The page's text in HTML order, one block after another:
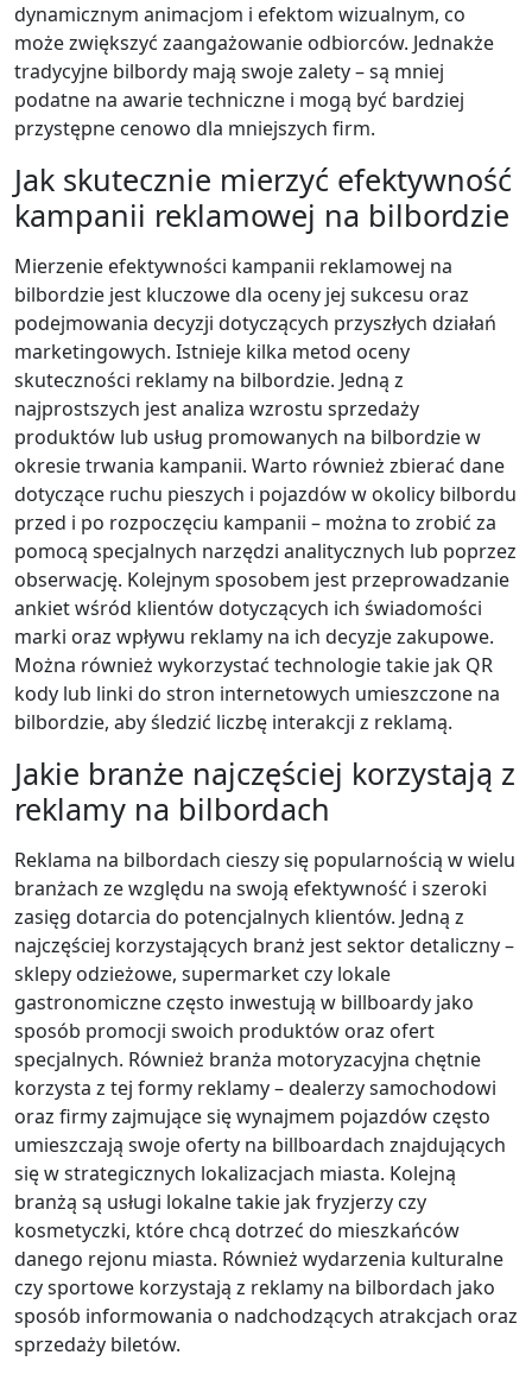
dynamicznym animacjom i efektom wizualnym, co
może zwiększyć zaangażowanie odbiorców. Jednakże
tradycyjne bilbordy mają swoje zalety – są mniej
podatne na awarie techniczne i mogą być bardziej
przystępne cenowo dla mniejszych firm.
Jak skutecznie mierzyć efektywność
kampanii reklamowej na bilbordzie
Mierzenie efektywności kampanii reklamowej na
bilbordzie jest kluczowe dla oceny jej sukcesu oraz
podejmowania decyzji dotyczących przyszłych działań
marketingowych. Istnieje kilka metod oceny
skuteczności reklamy na bilbordzie. Jedną z
najprostszych jest analiza wzrostu sprzedaży
produktów lub usług promowanych na bilbordzie w
okresie trwania kampanii. Warto również zbierać dane
dotyczące ruchu pieszych i pojazdów w okolicy bilbordu
przed i po rozpoczęciu kampanii – można to zrobić za
pomocą specjalnych narzędzi analitycznych lub poprzez
obserwację. Kolejnym sposobem jest przeprowadzanie
ankiet wśród klientów dotyczących ich świadomości
marki oraz wpływu reklamy na ich decyzje zakupowe.
Można również wykorzystać technologie takie jak QR
kody lub linki do stron internetowych umieszczone na
bilbordzie, aby śledzić liczbę interakcji z reklamą.
Jakie branże najczęściej korzystają z
reklamy na bilbordach
Reklama na bilbordach cieszy się popularnością w wielu
branżach ze względu na swoją efektywność i szeroki
zasięg dotarcia do potencjalnych klientów. Jedną z
najczęściej korzystających branż jest sektor detaliczny –
sklepy odzieżowe, supermarket czy lokale
gastronomiczne często inwestują w billboardy jako
sposób promocji swoich produktów oraz ofert
specjalnych. Również branża motoryzacyjna chętnie
korzysta z tej formy reklamy – dealerzy samochodowi
oraz firmy zajmujące się wynajmem pojazdów często
umieszczają swoje oferty na billboardach znajdujących
się w strategicznych lokalizacjach miasta. Kolejną
branżą są usługi lokalne takie jak fryzjerzy czy
kosmetyczki, które chcą dotrzeć do mieszkańców
danego rejonu miasta. Również wydarzenia kulturalne
czy sportowe korzystają z reklamy na bilbordach jako
sposób informowania o nadchodzących atrakcjach oraz
sprzedaży biletów.